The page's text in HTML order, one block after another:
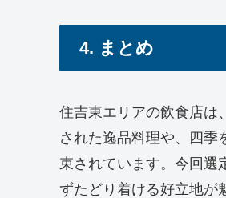
4. まとめ
住吉東エリアの飲食店は
された逸品料理や、四季
束されています。今回選
ずたどり着ける好立地が